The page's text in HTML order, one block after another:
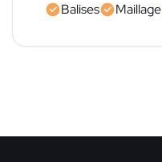
Balises
Maillage